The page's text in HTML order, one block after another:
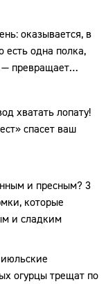
оказывается, в
есть одна полка,
— превращает
бомбу
хватать лопату!
спасет ваш
и пресным? 3
которые
и сладким
огурцы трещат по